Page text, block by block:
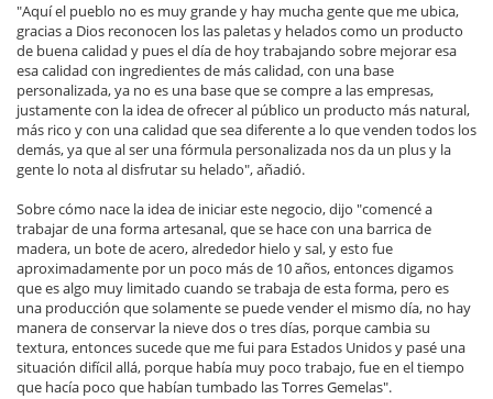
"Aquí el pueblo no es muy grande y hay mucha gente que me ubica,
gracias a Dios reconocen los las paletas y helados como un producto
de buena calidad y pues el día de hoy trabajando sobre mejorar esa
esa calidad con ingredientes de más calidad, con una base
personalizada, ya no es una base que se compre a las empresas,
justamente con la idea de ofrecer al público un producto más natural,
más rico y con una calidad que sea diferente a lo que venden todos los
demás, ya que al ser una fórmula personalizada nos da un plus y la
gente lo nota al disfrutar su helado", añadió.
Sobre cómo nace la idea de iniciar este negocio, dijo "comencé a
trabajar de una forma artesanal, que se hace con una barrica de
madera, un bote de acero, alrededor hielo y sal, y esto fue
aproximadamente por un poco más de 10 años, entonces digamos
que es algo muy limitado cuando se trabaja de esta forma, pero es
una producción que solamente se puede vender el mismo día, no hay
manera de conservar la nieve dos o tres días, porque cambia su
textura, entonces sucede que me fui para Estados Unidos y pasé una
situación difícil allá, porque había muy poco trabajo, fue en el tiempo
que hacía poco que habían tumbado las Torres Gemelas".